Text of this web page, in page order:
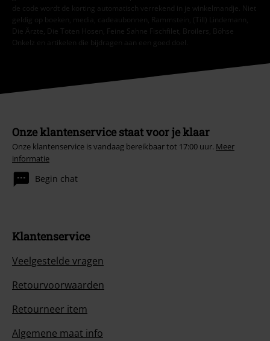
de code wordt de korting automatisch verrekend in je winkelmandje. Niet
geldig op boeken, media, cadeaubonnen, Rammstein, (Till) Lindemann,
Die Ärzte, Die Toten Hosen, Feine Sahne Fischfilet, Broilers, Böhse
Onkelz en artikelen die bijdragen aan een goed doel.
Onze klantenservice staat voor je klaar
Onze klantenservice is vandaag bereikbaar tot 17:00 uur. Meer
informatie
Begin chat
Klantenservice
Veelgestelde vragen
Retourvoorwaarden
Retourneer item
Algemene maat info